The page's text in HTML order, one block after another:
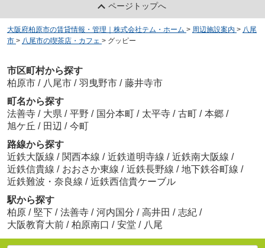
ページトップへ
大阪府柏原市の賃貸情報・管理｜株式会社テム・ホーム > 周辺施設案内 > 八尾
市 > 八尾市の喫茶店・カフェ > グッピー
市区町村から探す
柏原市 / 八尾市 / 羽曳野市 / 藤井寺市
町名から探す
法善寺 / 大県 / 平野 / 国分本町 / 太平寺 / 古町 / 本郷 /
旭ケ丘 / 田辺 / 今町
路線から探す
近鉄大阪線 / 関西本線 / 近鉄道明寺線 / 近鉄南大阪線 /
近鉄信貴線 / おおさか東線 / 近鉄長野線 / 地下鉄谷町線 /
近鉄難波・奈良線 / 近鉄西信貴ケーブル
駅から探す
柏原 / 堅下 / 法善寺 / 河内国分 / 高井田 / 志紀 /
大阪教育大前 / 柏原南口 / 安堂 / 八尾